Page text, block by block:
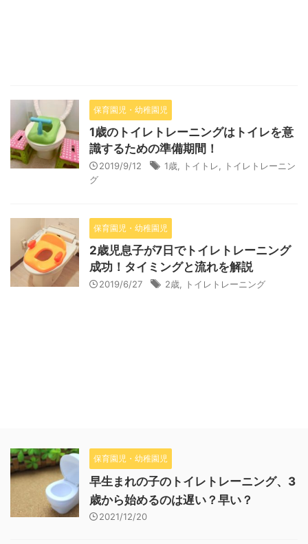
保育園児・幼稚園児
1歳のトイレトレーニングはトイレを意
識するための準備期間！
2019/9/12 1歳 トイトレ
トイレトレーニン
グ
保育園児・幼稚園児
2歳児息子が7日でトイレトレーニング
成功！タイミングと流れを解説
2019/6/27 2歳 トイレトレーニング
保育園児・幼稚園児
早生まれの子のトイレトレーニング、3
歳から始めるのは遅い？早い？
2021/12/20